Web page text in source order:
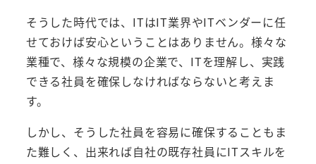
そうした時代では、ITはIT業界やITベンダーに任
せておけば安心ということはありません。様々な
業種で、様々な規模の企業で、ITを理解し、実践
できる社員を確保しなければならないと考えま
す。
しかし、そうした社員を容易に確保することもま
た難しく、出来れば自社の既存社員にITスキルを